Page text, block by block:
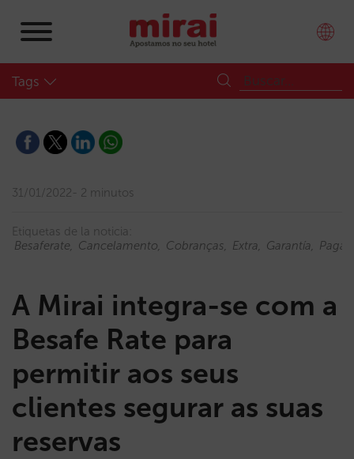
Tags
31/01/2022 2 minutos
Etiquetas de la noticia:
Besaferate
Cancelamento Cobranças Extra Garantía
A Mirai integra-se com a
Besafe Rate para
permitir aos seus
clientes segurar as suas
reservas